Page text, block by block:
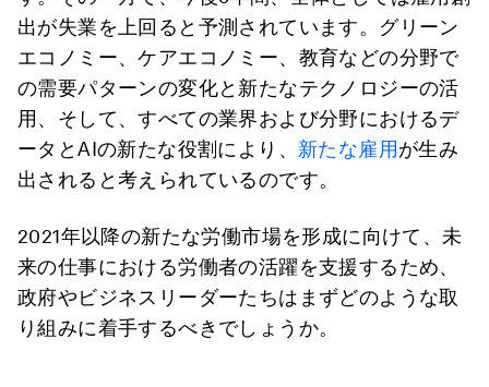
出が失業を上回ると予測されています。グリーン
エコノミー、ケアエコノミー、教育などの分野で
の需要パターンの変化と新たなテクノロジーの活
用、そして、すべての業界および分野におけるデ
ータとAIの新たな役割により、 新たな雇用が生み
出されると考えられているのです。
2021年以降の新たな労働市場を形成に向けて、未
来の仕事における労働者の活躍を支援するため、
政府やビジネスリーダーたちはまずどのような取
り組みに着手するべきでしょうか。